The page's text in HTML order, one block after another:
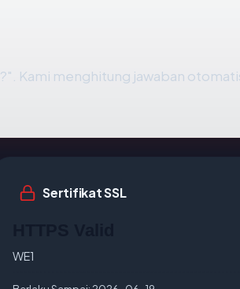
?". Kami menghitung jawaban
Sertifikat SSL
WE1